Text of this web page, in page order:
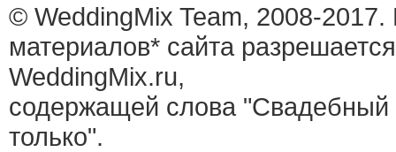
© WeddingMix Team, 2008-2017.
материалов* сайта
WeddingMix.ru,
содержащей слова
только".